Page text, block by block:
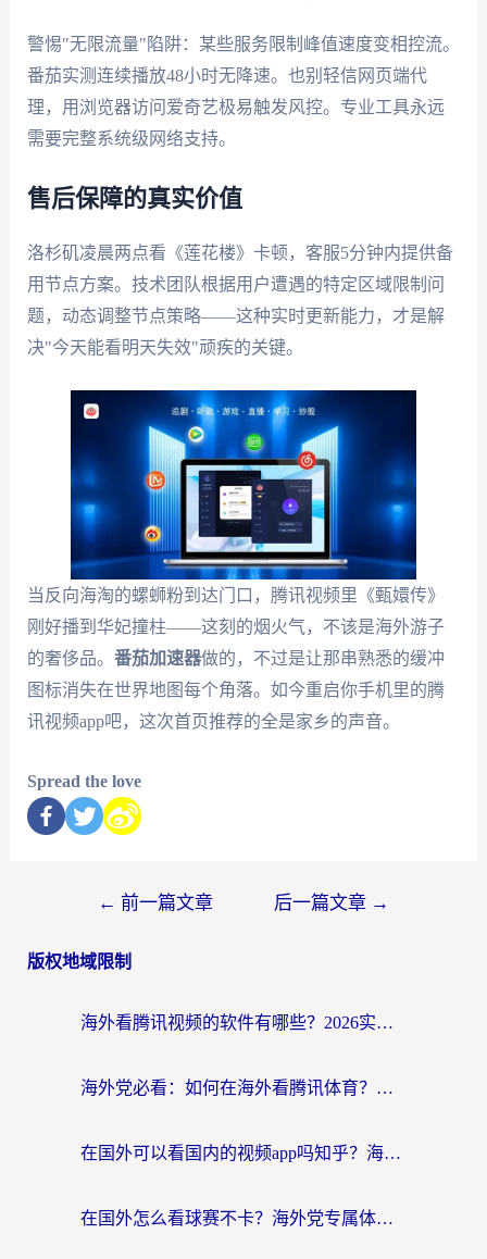
警惕"无限流量"陷阱：某些服务限制峰值速度变相控流。
番茄实测连续播放48小时无降速。也别轻信网页端代
理，用浏览器访问爱奇艺极易触发风控。专业工具永远
需要完整系统级网络支持。
售后保障的真实价值
洛杉矶凌晨两点看《莲花楼》卡顿，客服5分钟内提供备
用节点方案。技术团队根据用户遭遇的特定区域限制问
题，动态调整节点策略——这种实时更新能力，才是解
决"今天能看明天失效"顽疾的关键。
当反向海淘的螺蛳粉到达门口，腾讯视频里《甄嬛传》
刚好播到华妃撞柱——这刻的烟火气，不该是海外游子
的奢侈品。 番茄加速器做的，不过是让那串熟悉的缓冲
图标消失在世界地图每个角落。如今重启你手机里的腾
讯视频app吧，这次首页推荐的全是家乡的声音。
Spread the love
← 前一篇文章 后一篇文章 →
版权地域限制
海外看腾讯视频的软件有哪些？2026实测有效，留学生都在用的回国加速器指南
海外党必看：如何在海外看腾讯体育？解决赛事直播地区限制的终极指南
在国外可以看国内的视频app吗知乎？海外党亲测有效的追剧加速方案
在国外怎么看球赛不卡？海外党专属体育直播自由指南